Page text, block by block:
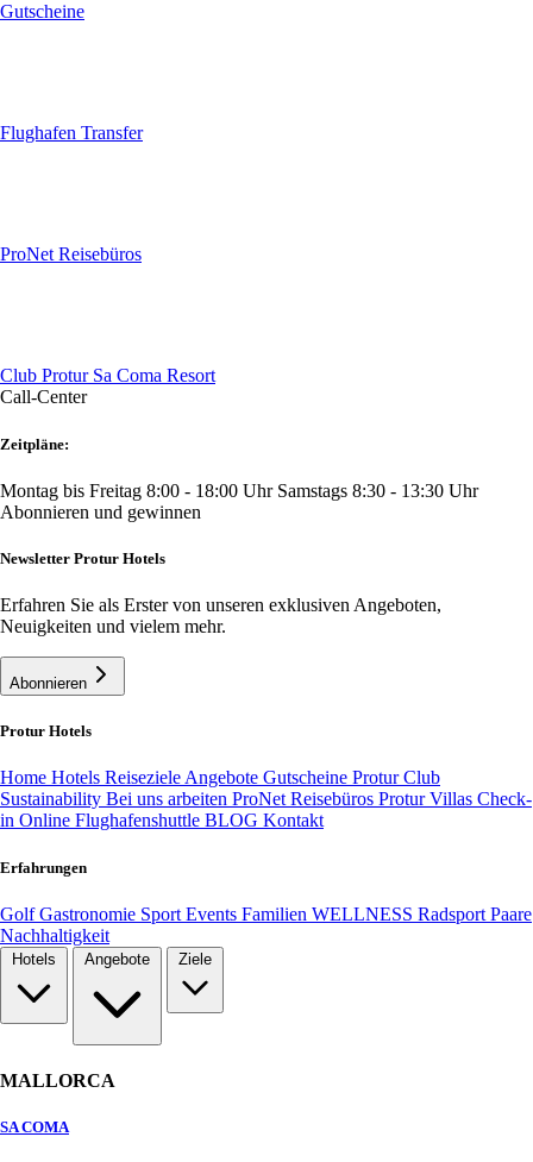
Gutscheine
Flughafen Transfer
ProNet Reisebüros
Club Protur Sa Coma Resort
Call-Center
Zeitpläne:
Montag bis Freitag 8:00 - 18:00 Uhr Samstags 8:30 - 13:30 Uhr
Abonnieren und gewinnen
Newsletter Protur Hotels
Erfahren Sie als Erster von unseren exklusiven Angeboten,
Neuigkeiten und vielem mehr.
Abonnieren
Protur Hotels
Home Hotels Reiseziele Angebote Gutscheine Protur Club
Sustainability Bei uns arbeiten ProNet Reisebüros Protur Villas Check-
in Online Flughafenshuttle BLOG Kontakt
Erfahrungen
GolfGastronomie Sport Events Familien WELLNESS Radsport Paare
Nachhaltigkeit
MALLORCA
SA COMA